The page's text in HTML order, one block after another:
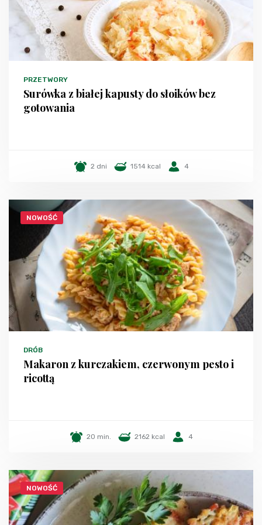
PRZETWORY
Surówka z białej kapusty do słoików bez
gotowania
2 dni 1514 kcal 4
NOWOŚĆ
DRÓB
Makaron z kurczakiem, czerwonym pesto i
ricottą
20 min. 2162 kcal 4
NOWOŚĆ